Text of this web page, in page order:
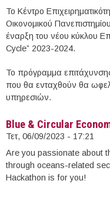
To Κέντρο
Οικονομικού
έναρξη του νέου κύκλου
Cycle” 2023-2024.
Το πρόγραμμα
που θα ενταχθούν θα
υπηρεσιών.
Blue & Circular
Τετ, 06/09/2023 - 17:21
Are you passionate about
through oceans-related
Hackathon is for you!